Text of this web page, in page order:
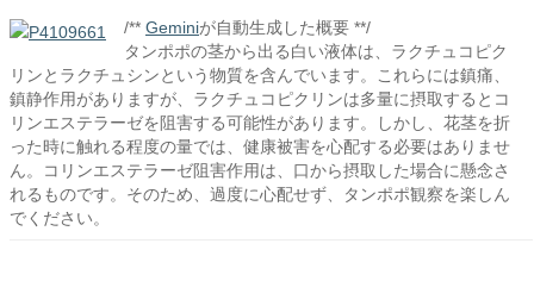
/** Geminiが自動生成した概要 **/
タンポポの茎から出る白い液体は、ラクチュコピク
リンとラクチュシンという物質を含んでいます。これらには鎮痛、
鎮静作用がありますが、ラクチュコピクリンは多量に摂取するとコ
リンエステラーゼを阻害する可能性があります。しかし、花茎を折
った時に触れる程度の量では、健康被害を心配する必要はありませ
ん。コリンエステラーゼ阻害作用は、口から摂取した場合に懸念さ
れるものです。そのため、過度に心配せず、タンポポ観察を楽しん
でください。